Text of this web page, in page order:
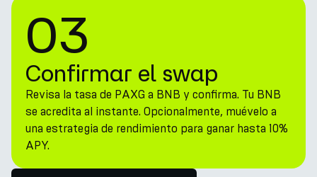
03
Confirmar el swap
Revisa la tasa de PAXG a BNB y confirma. Tu BNB
se acredita al instante. Opcionalmente, muévelo a
una estrategia de rendimiento para ganar hasta 10%
APY.